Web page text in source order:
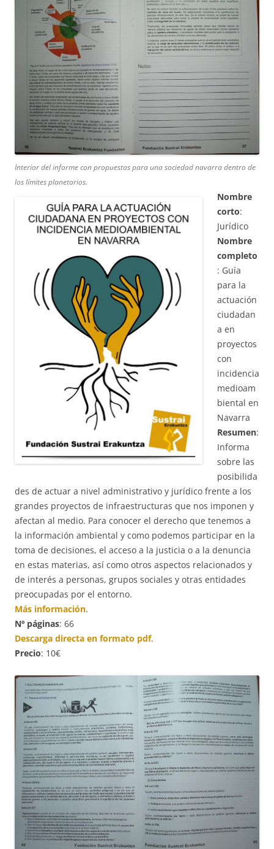
Interior del informe con propuestas para una sociedad navarra dentro de
los límites planetarios.
Nombre
corto:
Jurídico
Nombre
completo
: Guía
para la
actuación
ciudadan
a en
proyectos
con
incidencia
medioam
biental en
Navarra
Resumen:
Informa
sobre las
posibilida
des de actuar a nivel administrativo y jurídico frente a los
grandes proyectos de infraestructuras que nos imponen y
afectan al medio. Para conocer el derecho que tenemos a
la información ambiental y como podemos participar en la
toma de decisiones, el acceso a la justicia o a la denuncia
en estas materias, así como otros aspectos relacionados y
de interés a personas, grupos sociales y otras entidades
preocupadas por el entorno.
Más información.
Nº páginas: 66
Descarga directa en formato pdf.
Precio: 10€